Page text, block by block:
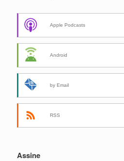
Apple Podcasts
Android
by Email
RSS
Assine